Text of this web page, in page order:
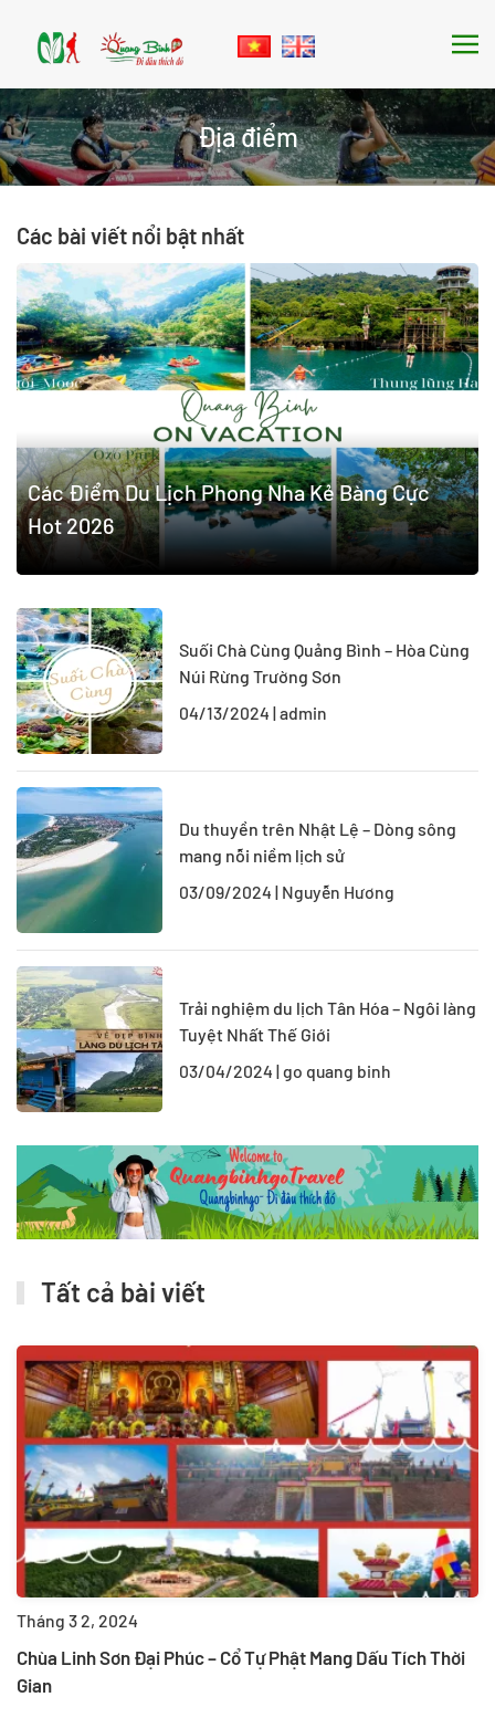
Skip to main content
Địa điểm
Các bài viết nổi bật nhất
Các Điểm Du Lịch Phong Nha Kẻ Bàng Cực
Hot 2026
Suối Chà Cùng Quảng Bình – Hòa Cùng
Núi Rừng Trường Sơn
04/13/2024 | admin
Du thuyền trên Nhật Lệ – Dòng sông
mang nỗi niềm lịch sử
03/09/2024 | Nguyễn Hương
Trải nghiệm du lịch Tân Hóa – Ngôi làng
Tuyệt Nhất Thế Giới
03/04/2024 | go quang binh
Tất cả bài viết
Tháng 3 2, 2024
Chùa Linh Sơn Đại Phúc – Cổ Tự Phật Mang Dấu Tích Thời
Gian